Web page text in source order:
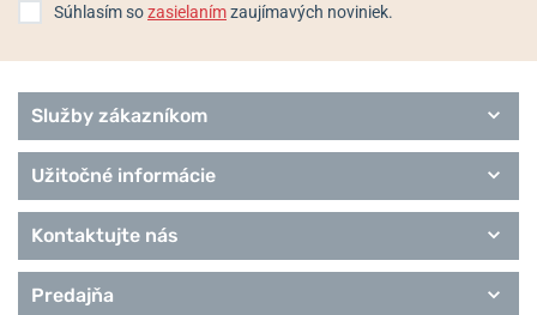
Súhlasím sozasielanímzaujímavých noviniek.
Služby zákazníkom
Užitočné informácie
Kontaktujte nás
Predajňa